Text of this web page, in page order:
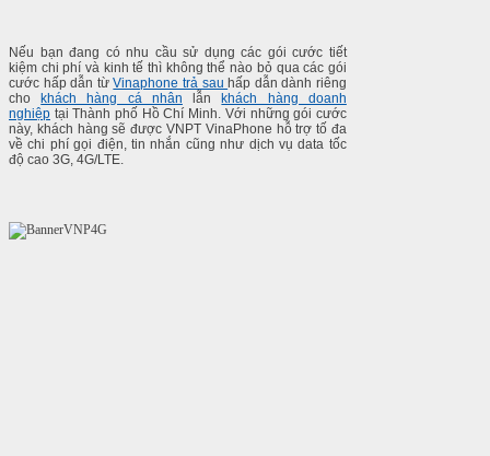
Nếu bạn đang có nhu cầu sử dụng các gói cước tiết
kiệm chi phí và kinh tế thì không thể nào bỏ qua các gói
cước hấp dẫn từVinaphone trả sauhấp dẫn dành riêng
chokhách hàng cá nhân lẫnkhách hàng doanh
nghiệp tại Thành phố Hồ Chí Minh. Với những gói cước
này, khách hàng sẽ được VNPT VinaPhone hỗ trợ tố đa
về chi phí gọi điện, tin nhắn cũng như dịch vụ data tốc
độ cao 3G, 4G/LTE.